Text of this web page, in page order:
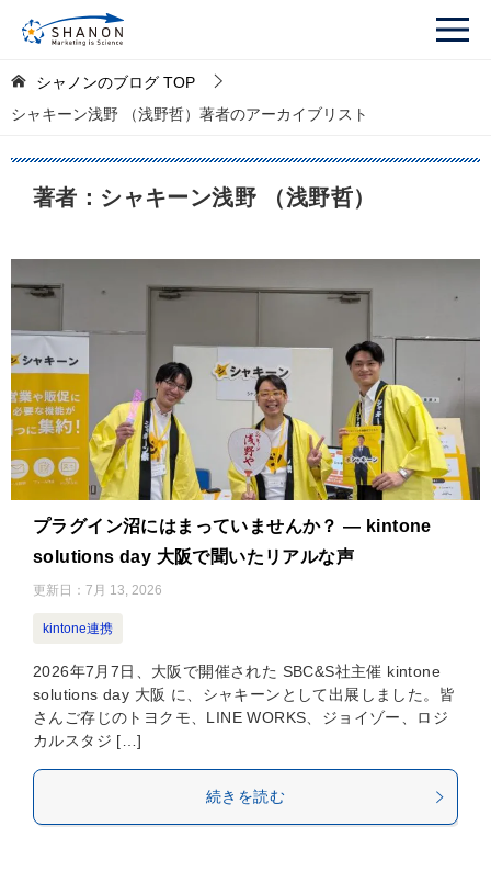
シャノンのブログ TOP
シャキーン浅野 （浅野哲）著者のアーカイブリスト
著者：シャキーン浅野 （浅野哲）
プラグイン沼にはまっていませんか？ — kintone
solutions day 大阪で聞いたリアルな声
更新日： 7月 13, 2026
kintone連携
2026年7月7日、大阪で開催された SBC&S社主催 kintone
solutions day 大阪 に、シャキーンとして出展しました。皆
さんご存じのトヨクモ、LINE WORKS、ジョイゾー、ロジ
カルスタジ […]
続きを読む